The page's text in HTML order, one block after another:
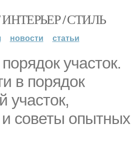
/ СТИЛЬ
новости статьи
участок.
в порядок
участок,
и советы опытных